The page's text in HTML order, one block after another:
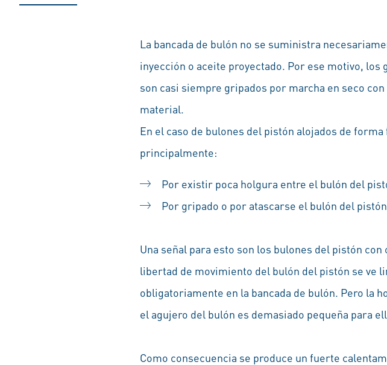
La bancada de bulón no se suministra
inyección o aceite proyectado. Por ese motivo,
son casi siempre gripados por marcha en seco
material.
En el caso de bulones del pistón alojados de
principalmente:
Por existir poca holgura entre el bulón del
Por gripado o por atascarse el bulón del
Una señal para esto son los bulones del pistón
libertad de movimiento del bulón del pistón se ve
obligatoriamente en la bancada de bulón. Pero la
el agujero del bulón es demasiado pequeña para
Como consecuencia se produce un fuerte